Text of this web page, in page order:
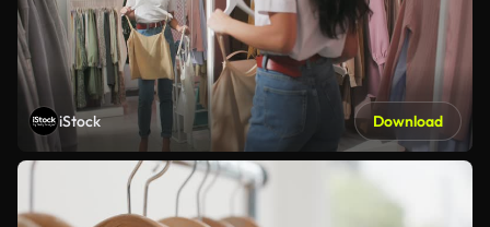
iStock Download